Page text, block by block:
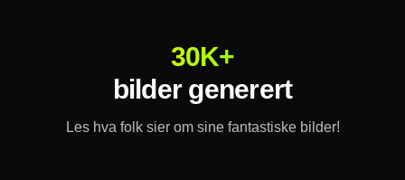
30K+
bilder generert
Les hva folk sier om sine fantastiske bilder!